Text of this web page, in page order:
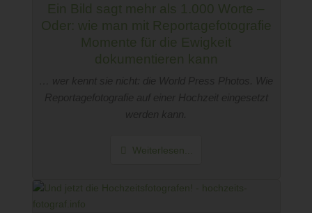
Ein Bild sagt mehr als 1.000 Worte –
Oder: wie man mit Reportagefotografie
Momente für die Ewigkeit
dokumentieren kann
Weiterlesen...